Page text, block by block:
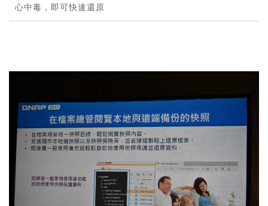
心中毒，即可快速還原